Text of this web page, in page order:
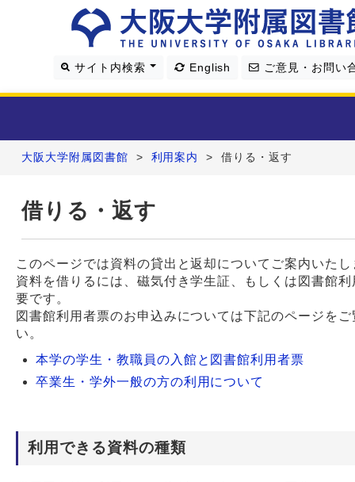
サイト内検索 English ご意見・お問い
利用案内
資料を探す
学習・研究支援
図書館について
大阪大学附属図書館 > 利用案内 > 借りる・返す
借りる・返す
このページでは資料の貸出と返却についてご案内いたし
資料を借りるには、磁気付き学生証、もしくは図書館
要です。
図書館利用者票のお申込みについては下記のページを
い。
本学の学生・教職員の入館と図書館利用者票
卒業生・学外一般の方の利用について
利用できる資料の種類